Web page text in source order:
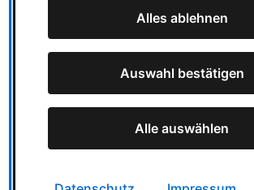
Kingdomino
Cathala (Verlag:
Pegasus
neue Spiel des
2017
Kingdomino von Bruno Cathala
Alles ablehnen
Auswahl bestätigen
Alle auswählen